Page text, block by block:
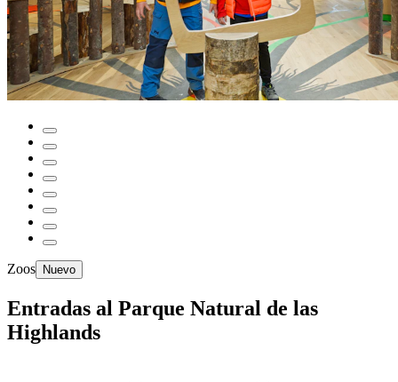
Zoos Nuevo
Entradas al Parque Natural de las
Highlands